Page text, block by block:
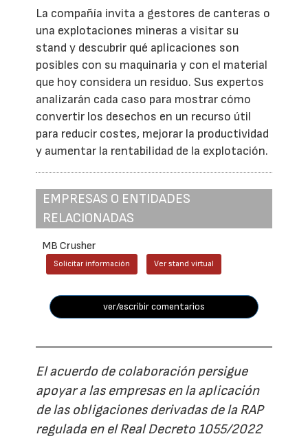
La compañía invita a gestores de canteras o
una explotaciones mineras a visitar su
stand y descubrir qué aplicaciones son
posibles con su maquinaria y con el material
que hoy considera un residuo. Sus expertos
analizarán cada caso para mostrar cómo
convertir los desechos en un recurso útil
para reducir costes, mejorar la productividad
y aumentar la rentabilidad de la explotación.
EMPRESAS O ENTIDADES
RELACIONADAS
MB Crusher
Solicitar información Ver stand virtual
ver/escribir comentarios
El acuerdo de colaboración persigue
apoyar a las empresas en la aplicación
de las obligaciones derivadas de la RAP
regulada en el Real Decreto 1055/2022